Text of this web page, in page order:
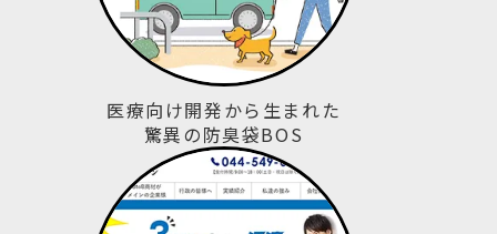
医療向け開発から生まれた
驚異の防臭袋BOS